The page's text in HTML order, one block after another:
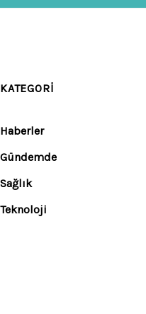
KATEGORI
Haberler
Gündemde
Sağlık
Teknoloji